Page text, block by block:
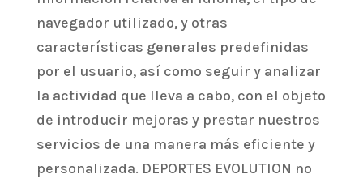
navegador utilizado, y otras
características generales predefinidas
por el usuario, así como seguir y analizar
la actividad que lleva a cabo, con el objeto
de introducir mejoras y prestar nuestros
servicios de una manera más eficiente y
personalizada. DEPORTES EVOLUTION no